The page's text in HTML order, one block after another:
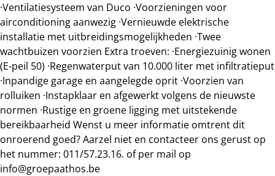
·Ventilatiesysteem van Duco ·Voorzieningen voor
airconditioning aanwezig ·Vernieuwde elektrische
installatie met uitbreidingsmogelijkheden ·Twee
wachtbuizen voorzien Extra troeven: ·Energiezuinig wonen
(E-peil 50) ·Regenwaterput van 10.000 liter met infiltratieput
·Inpandige garage en aangelegde oprit ·Voorzien van
rolluiken ·Instapklaar en afgewerkt volgens de nieuwste
normen ·Rustige en groene ligging met uitstekende
bereikbaarheid Wenst u meer informatie omtrent dit
onroerend goed? Aarzel niet en contacteer ons gerust op
het nummer: 011/57.23.16. of per mail op
info@groepaathos.be